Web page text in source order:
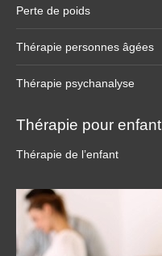
Perte de poids
Thérapie personnes âgées
Thérapie psychanalyse
Thérapie pour enfant
Thérapie de l’enfant